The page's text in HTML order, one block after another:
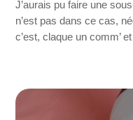
J’aurais pu faire une
n’est pas dans ce cas,
c’est, claque un comm’